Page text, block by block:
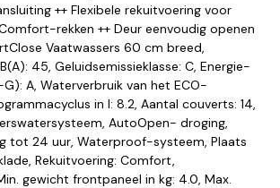
++ Flexibele rekuitvoering voor
rekken ++ Deur eenvoudig openen
Vaatwassers 60 cm breed,
45, Geluidsemissieklasse: C, Energie-
A, Waterverbruik van het ECO-
in l: 8.2, Aantal couverts: 14,
AutoOpen- droging,
tot 24 uur, Waterproof-systeem, Plaats
Rekuitvoering: Comfort,
gewicht frontpaneel in kg: 4.0, Max.